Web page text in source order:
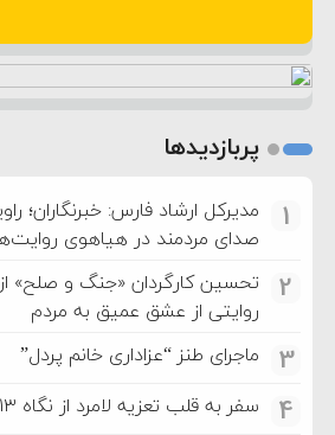
پربازدیدها
1
مدیرکل ارشاد فارس: خبرنگاران؛
صدای مردمند در هیاهوی
2
تحسین کارگردان «جنگ و صلح» از
روایتی از عشق عمیق به مردم
3 ماجرای طنز “عزاداری خانم پردل”
4 سفر به قلب تعزیه لامرد از نگاه ۱۳ هنرمند عکاس